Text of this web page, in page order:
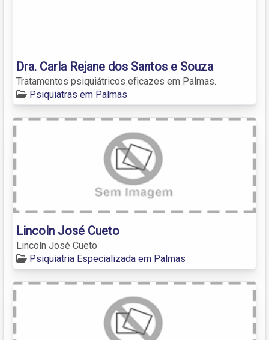
Dra. Carla Rejane dos Santos e Souza
Tratamentos psiquiátricos eficazes em Palmas.
Psiquiatras em Palmas
Lincoln José Cueto
Lincoln José Cueto
Psiquiatria Especializada em Palmas